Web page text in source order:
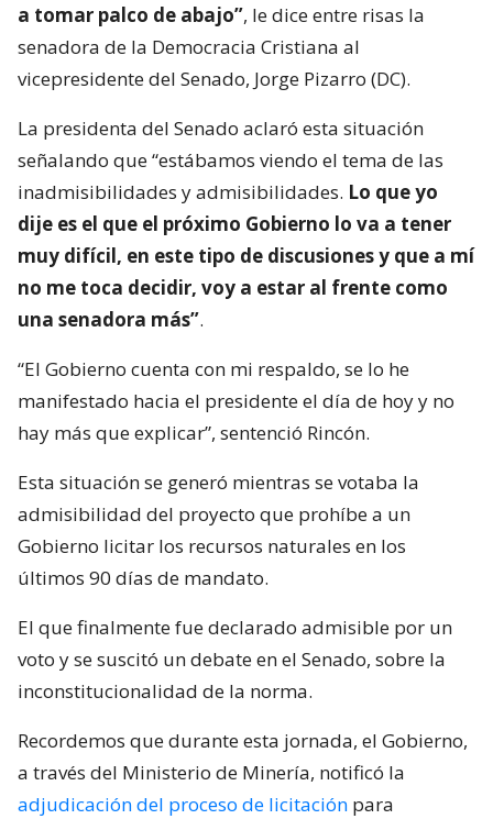
a tomar palco de abajo”, le dice entre risas la
senadora de la Democracia Cristiana al
vicepresidente del Senado, Jorge Pizarro (DC).
La presidenta del Senado aclaró esta situación
señalando que “estábamos viendo el tema de las
inadmisibilidades y admisibilidades. Lo que yo
dije es el que el próximo Gobierno lo va a tener
muy difícil, en este tipo de discusiones y que a mí
no me toca decidir, voy a estar al frente como
una senadora más”.
“El Gobierno cuenta con mi respaldo, se lo he
manifestado hacia el presidente el día de hoy y no
hay más que explicar”, sentenció Rincón.
Esta situación se generó mientras se votaba la
admisibilidad del proyecto que prohíbe a un
Gobierno licitar los recursos naturales en los
últimos 90 días de mandato.
El que finalmente fue declarado admisible por un
voto y se suscitó un debate en el Senado, sobre la
inconstitucionalidad de la norma.
Recordemos que durante esta jornada, el Gobierno,
a través del Ministerio de Minería, notificó la
adjudicación del proceso de licitación para